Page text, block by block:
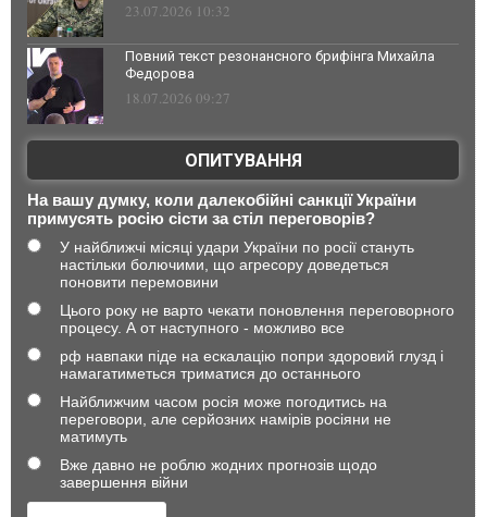
23.07.2026 10:32
Повний текст резонансного брифінга Михайла
Федорова
18.07.2026 09:27
ОПИТУВАННЯ
На вашу думку, коли далекобійні санкції України
примусять росію сісти за стіл переговорів?
У найближчі місяці удари України по росії стануть
настільки болючими, що агресору доведеться
поновити перемовини
Цього року не варто чекати поновлення переговорного
процесу. А от наступного - можливо все
рф навпаки піде на ескалацію попри здоровий глузд і
намагатиметься триматися до останнього
Найближчим часом росія може погодитись на
переговори, але серйозних намірів росіяни не
матимуть
Вже давно не роблю жодних прогнозів щодо
завершення війни